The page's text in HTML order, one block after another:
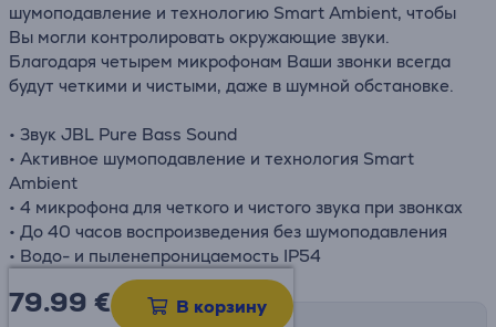
шумоподавление и технологию Smart Ambient, чтобы
Вы могли контролировать окружающие звуки.
Благодаря четырем микрофонам Ваши звонки всегда
будут четкими и чистыми, даже в шумной обстановке.
• Звук JBL Pure Bass Sound
• Активное шумоподавление и технология Smart
Ambient
• 4 микрофона для четкого и чистого звука при звонках
• До 40 часов воспроизведения без шумоподавления
• Водо- и пыленепроницаемость IP54
79.99 € В корзину